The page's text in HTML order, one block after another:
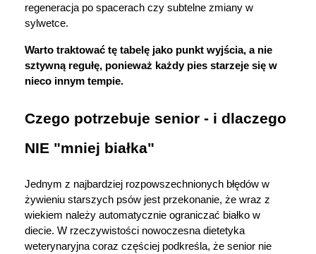
regeneracja po spacerach czy subtelne zmiany w
sylwetce.
Warto traktować tę tabelę jako punkt wyjścia, a nie
sztywną regułę, ponieważ każdy pies starzeje się w
nieco innym tempie.
Czego potrzebuje senior - i dlaczego
NIE "mniej białka"
Jednym z najbardziej rozpowszechnionych błędów w
żywieniu starszych psów jest przekonanie, że wraz z
wiekiem należy automatycznie ograniczać białko w
diecie. W rzeczywistości nowoczesna dietetyka
weterynaryjna coraz częściej podkreśla, że senior nie